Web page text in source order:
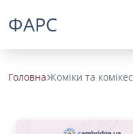
ФАРС
Головна Коміки та